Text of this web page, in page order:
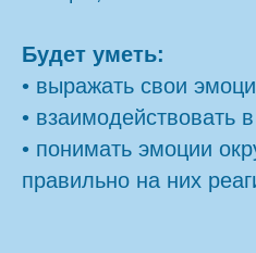
Будет уметь:
• выражать свои
• взаимодействовать
• понимать эмоции
правильно на них